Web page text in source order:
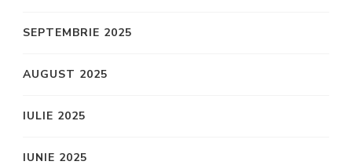
SEPTEMBRIE 2025
AUGUST 2025
IULIE 2025
IUNIE 2025